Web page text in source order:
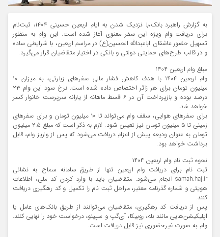
به گزارش راهبرد بانک،با نزدیک شدن به ایام اربعین حسینی ۱۴۰۴، ثبت‌نام
برای دریافت وام ویژه این سفر معنوی آغاز شده است. این وام به منظور
تسهیل حضور عاشقان اباعبدالله الحسین(ع) در مراسم اربعین، با شرایطی ساده
و در قالب طرح‌های حمایتی دولتی و بانکی در اختیار متقاضیان قرار می‌گیرد.
مبلغ وام اربعین ۱۴۰۴
وام اربعین ۱۴۰۴ با هدف کاهش فشار مالی سفرهای زیارتی، به میزان ۱۰
میلیون تومان برای هر زائر اختصاص داده شده است. نرخ سود این وام ۲۳
درصد بوده و بازپرداخت آن در ۶ قسط ماهانه از یارانه سرپرست خانوار کسر
خواهد شد.
برای سفرهای هوایی، سقف وام می‌تواند تا ۱۰ میلیون تومان و برای سفرهای
زمینی تا ۵ میلیون تومان نیز تعیین شود. لازم به ذکر است که مبلغ ۲.۵ میلیون
تومان به عنوان ودیعه پیش از اعزام دریافت می‌شود که پس از واریز وام، قابل
برداشت خواهد بود.
نحوه ثبت‌ نام وام اربعین ۱۴۰۴
ثبت‌ نام برای دریافت وام اربعین تنها از طریق سامانه سماح به نشانی
samah.haj.ir انجام می‌شود. متقاضیان باید با وارد کردن کد ملی، اطلاعات
هویتی و شماره گذرنامه معتبر، مراحل ثبت‌ نام را تکمیل و کد رهگیری دریافت
کنند.
پس از دریافت کد رهگیری، متقاضیان می‌توانند از طریق بانک‌های عامل یا
اپلیکیشن‌هایی مانند بله، روبیکا، آی‌گپ و سپینو، درخواست خود را نهایی کنند.
وام به صورت غیرحضوری نیز قابل دریافت است.